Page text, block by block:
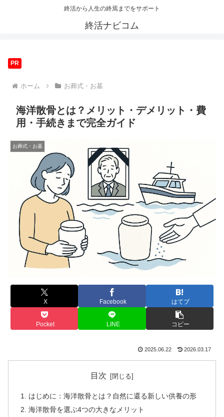
終活から人生の終焉までをサポート
終活ナビコム
PR
ホーム お葬式・お墓
海洋散骨とは？メリット・デメリット・費
用・手続きまで完全ガイド
お葬式・お墓
X Facebook はてブ
Pocket LINE コピー
2025.06.22 2026.03.17
目次
はじめに：海洋散骨とは？自然に還る新しい供養の形
海洋散骨を選ぶ4つの大きなメリット